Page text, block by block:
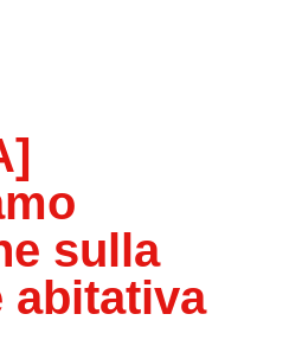
sulla
abitativa